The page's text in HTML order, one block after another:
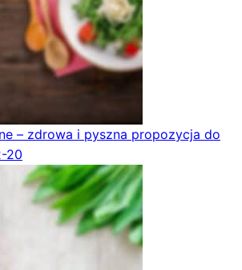
– zdrowa i pyszna propozycja do
20